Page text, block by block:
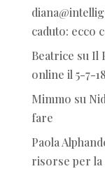
caduto: ecco
Beatrice su Il
online il 5-7-
Mimmo su
fare
Paola
risorse per la